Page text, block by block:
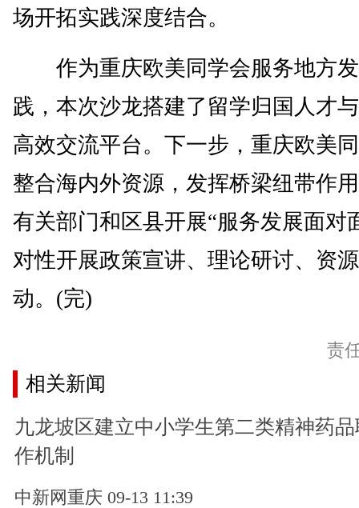
场开拓实践深度结合。
作为重庆欧美同学会服务地方发
践，本次沙龙搭建了留学归国人才
高效交流平台。下一步，重庆欧美
整合海内外资源，发挥桥梁纽带作
有关部门和区县开展“服务发展面对
对性开展政策宣讲、理论研讨、资
动。(完)
责
相关新闻
九龙坡区建立中小学生第二类精神药
作机制
中新网重庆 09-13 11:39